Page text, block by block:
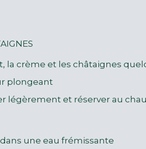
la crème et les châtaignes
plongeant
légèrement et réserver au
une eau frémissante